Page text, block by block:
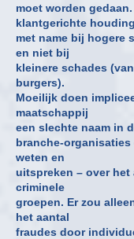
moet worden
klantgerichte houding
met name bij hogere
en niet bij
kleinere schades
burgers).
Moeilijk doen
maatschappij
een slechte naam in
branche-
weten en
uitspreken – over het
criminele
groepen. Er zou
het aantal
fraudes door